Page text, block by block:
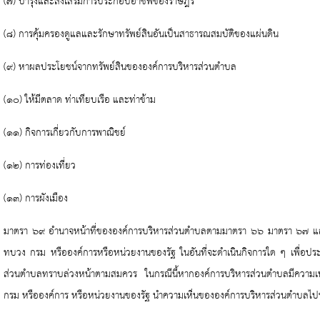
(๘) การคุ้มครองดูแลและรักษาทรัพย์สินอันเป็นสาธารณสมบัติของแผ่นดิน
(๙) หาผลประโยชน์จากทรัพย์สินขององค์การบริหารส่วนตำบล
(๑๐) ให้มีตลาด ท่าเทียบเรือ และท่าข้าม
(๑๑) กิจการเกี่ยวกับการพาณิชย์
(๑๒) การท่องเที่ยว
(๑๓) การผังเมือง
มาตรา ๖๙ อำนาจหน้าที่ขององค์การบริหารส่วนตำบลตามมาตรา ๖๖ มาตรา ๖๗
ทบวง กรม หรือองค์การหรือหน่วยงานของรัฐ ในอันที่จะดำเนินกิจการใด ๆ เพื่อป
ส่วนตำบลทราบล่วงหน้าตามสมควร ในกรณีนี้หากองค์การบริหารส่วนตำบลมีควา
กรม หรือองค์การ หรือหน่วยงานของรัฐ นำความเห็นขององค์การบริหารส่วนตำบล